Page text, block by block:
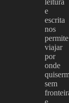
e
escrita
nos
permite
viajar
por
onde
sem